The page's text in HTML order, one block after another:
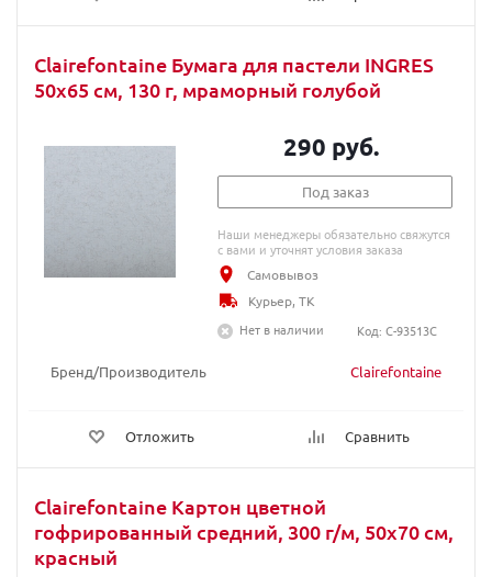
Clairefontaine Бумага для пастели INGRES
50х65 см, 130 г, мраморный голубой
Бренд/Производитель Clairefontaine
Отложить Сравнить
290 руб.
Под заказ
Наши менеджеры обязательно свяжутся
с вами и уточнят условия заказа
Самовывоз
Курьер, ТК
Нет в наличии
Код: C-93513C
Clairefontaine Картон цветной
гофрированный средний, 300 г/м, 50х70 см,
красный